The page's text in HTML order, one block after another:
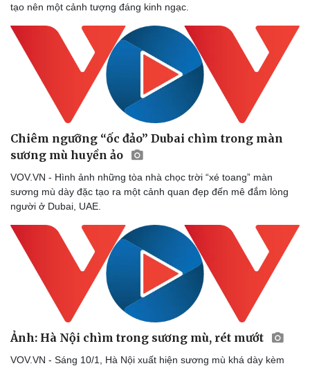
tạo nên một cảnh tượng đáng kinh ngạc.
Chiêm ngưỡng “ốc đảo” Dubai chìm trong màn
sương mù huyền ảo
VOV.VN - Hình ảnh những tòa nhà chọc trời “xé toang” màn
sương mù dày đặc tạo ra một cảnh quan đẹp đến mê đắm lòng
người ở Dubai, UAE.
Ảnh: Hà Nội chìm trong sương mù, rét mướt
VOV.VN - Sáng 10/1, Hà Nội xuất hiện sương mù khá dày kèm